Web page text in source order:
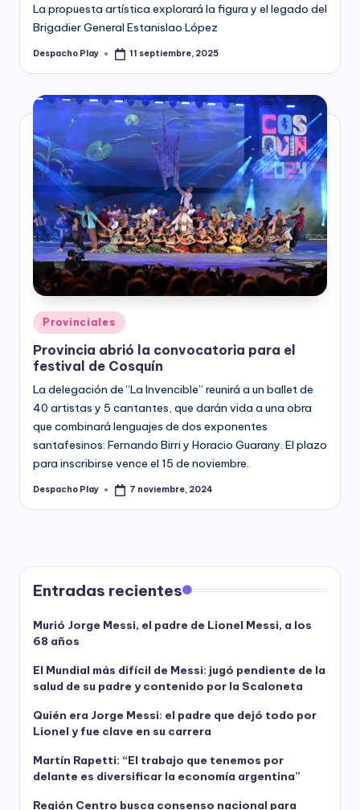
La propuesta artística explorará la figura y el legado del
Brigadier General Estanislao López
Posted
Despacho Play 11 septiembre, 2025
Posted
in
Provinciales
Provincia abrió la convocatoria para el
festival de Cosquín
La delegación de “La Invencible” reunirá a un ballet de
40 artistas y 5 cantantes, que darán vida a una obra
que combinará lenguajes de dos exponentes
santafesinos: Fernando Birri y Horacio Guarany. El plazo
para inscribirse vence el 15 de noviembre.
Posted
Despacho Play 7 noviembre, 2024
Entradas recientes
Murió Jorge Messi, el padre de Lionel Messi, a los
68 años
El Mundial más difícil de Messi: jugó pendiente de la
salud de su padre y contenido por la Scaloneta
Quién era Jorge Messi: el padre que dejó todo por
Lionel y fue clave en su carrera
Martín Rapetti: “El trabajo que tenemos por
delante es diversificar la economía argentina”
Región Centro busca consenso nacional para